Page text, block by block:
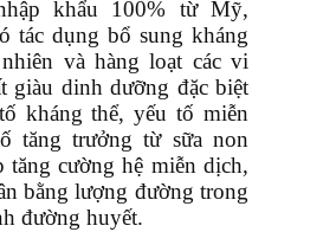
khẩu 100% từ Mỹ,
tác dụng bổ sung kháng
và hàng loạt các vi
giàu dinh dưỡng đặc biệt
kháng thể, yếu tố miễn
tăng trưởng từ sữa non
tăng cường hệ miễn dịch,
bằng lượng đường trong
đường huyết.